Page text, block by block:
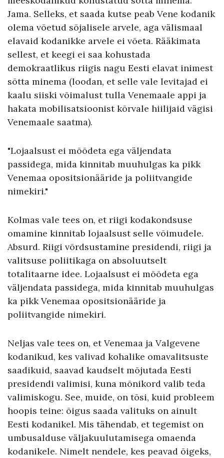
Jama. Selleks, et saada kutse peab Vene kodanik
olema võetud sõjalisele arvele, aga välismaal
elavaid kodanikke arvele ei võeta. Rääkimata
sellest, et keegi ei saa kohustada
demokraatlikus riigis nagu Eesti elavat inimest
sõtta minema (loodan, et selle vale levitajad ei
kaalu siiski võimalust tulla Venemaale appi ja
hakata mobilisatsioonist kõrvale hiilijaid vägisi
Venemaale saatma).
"Lojaalsust ei mõõdeta ega väljendata
passidega, mida kinnitab muuhulgas ka pikk
Venemaa opositsionääride ja poliitvangide
nimekiri."
Kolmas vale tees on, et riigi kodakondsuse
omamine kinnitab lojaalsust selle võimudele.
Absurd. Riigi võrdsustamine presidendi, riigi ja
valitsuse poliitikaga on absoluutselt
totalitaarne idee. Lojaalsust ei mõõdeta ega
väljendata passidega, mida kinnitab muuhulgas
ka pikk Venemaa opositsionääride ja
poliitvangide nimekiri.
Neljas vale tees on, et Venemaa ja Valgevene
kodanikud, kes valivad kohalike omavalitsuste
saadikuid, saavad kaudselt mõjutada Eesti
presidendi valimisi, kuna mõnikord valib teda
valimiskogu. See, muide, on tõsi, kuid probleem
hoopis teine: õigus saada valituks on ainult
Eesti kodanikel. Mis tähendab, et tegemist on
umbusalduse väljakuulutamisega omaenda
kodanikele. Nimelt nendele, kes peavad õigeks,